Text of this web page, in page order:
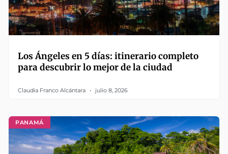
Los Ángeles en 5 días: itinerario completo
para descubrir lo mejor de la ciudad
Claudia Franco Alcántara julio 8, 2026
PANAMÁ